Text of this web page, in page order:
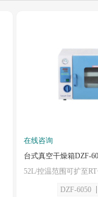
在线咨询
台式真空干燥箱DZF-
DZF-6050